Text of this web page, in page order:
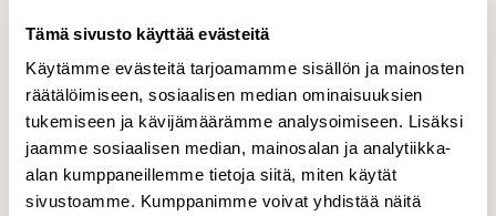
Tämä sivusto käyttää evästeitä
Käytämme evästeitä tarjoamamme sisällön ja mainosten
räätälöimiseen, sosiaalisen median ominaisuuksien
tukemiseen ja kävijämäärämme analysoimiseen. Lisäksi
jaamme sosiaalisen median, mainosalan ja analytiikka-
alan kumppaneillemme tietoja siitä, miten käytät
sivustoamme. Kumppanimme voivat yhdistää näitä
Sokeroidut kävyt